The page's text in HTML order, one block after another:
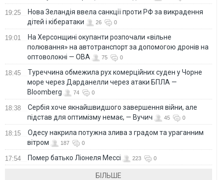
19:25
Нова Зеландія ввела санкції проти РФ за викрадення
дітей і кібератаки
26 0
19:01
На Херсонщині окупанти розпочали «вільне
полювання» на автотранспорт за допомогою дронів на
оптоволокні — ОВА
75 0
18:45
Туреччина обмежила рух комерційних суден у Чорне
море через Дарданелли через атаки БПЛА —
Bloomberg
74 0
18:38
Сербія хоче якнайшвидшого завершення війни, але
підстав для оптимізму немає, — Вучич
45 0
18:15
Одесу накрила потужна злива з градом та ураганним
вітром
187 0
17:54 Помер батько Ліонеля Мессі 223 0
БІЛЬШЕ